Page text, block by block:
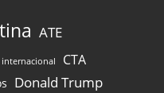
ATE
CTA
Donald Trump